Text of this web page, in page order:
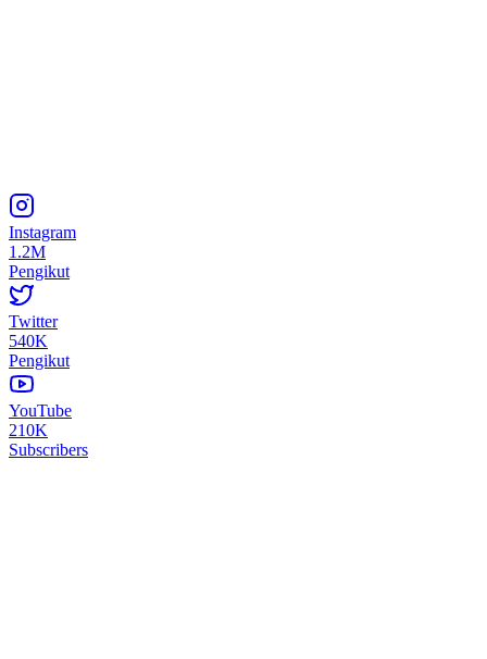
Instagram
1.2M
Pengikut
Twitter
540K
Pengikut
YouTube
210K
Subscribers